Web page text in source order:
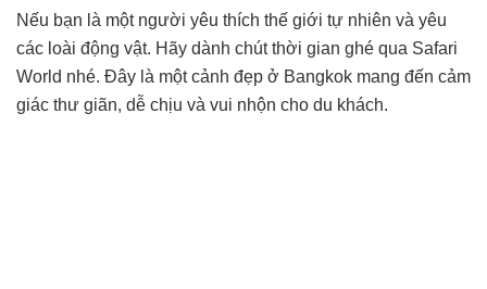
Nếu bạn là một người yêu thích thế giới tự nhiên và yêu
các loài động vật. Hãy dành chút thời gian ghé qua Safari
World nhé. Đây là một cảnh đẹp ở Bangkok mang đến cảm
giác thư giãn, dễ chịu và vui nhộn cho du khách.